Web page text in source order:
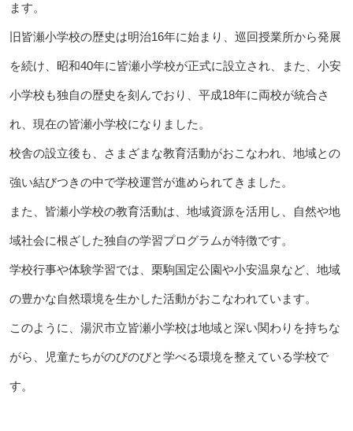
ます。
旧皆瀬小学校の歴史は明治16年に始まり、巡回授業所から発展
を続け、昭和40年に皆瀬小学校が正式に設立され、また、小安
小学校も独自の歴史を刻んでおり、平成18年に両校が統合さ
れ、現在の皆瀬小学校になりました。
校舎の設立後も、さまざまな教育活動がおこなわれ、地域との
強い結びつきの中で学校運営が進められてきました。
また、皆瀬小学校の教育活動は、地域資源を活用し、自然や地
域社会に根ざした独自の学習プログラムが特徴です。
学校行事や体験学習では、栗駒国定公園や小安温泉など、地域
の豊かな自然環境を生かした活動がおこなわれています。
このように、湯沢市立皆瀬小学校は地域と深い関わりを持ちな
がら、児童たちがのびのびと学べる環境を整えている学校で
す。